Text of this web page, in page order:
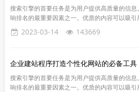
搜索引擎的首要任务是为用户提供高质量的信
响排名的最重要因素之一。优质的内容可以吸
和留存率，同时也能提高网站的信誉度和权威性。
2023-03-14 143669
企业建站程序打造个性化网站的必备工具
搜索引擎的首要任务是为用户提供高质量的信
响排名的最重要因素之一。优质的内容可以吸